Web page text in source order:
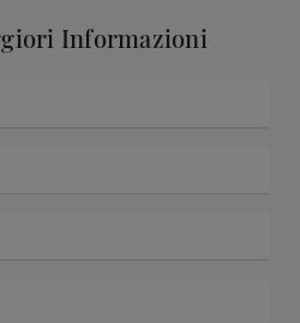
Informazioni